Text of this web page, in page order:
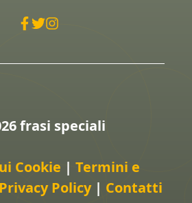
frasi speciali
Cookie | Termini e
Privacy Policy | Contatti